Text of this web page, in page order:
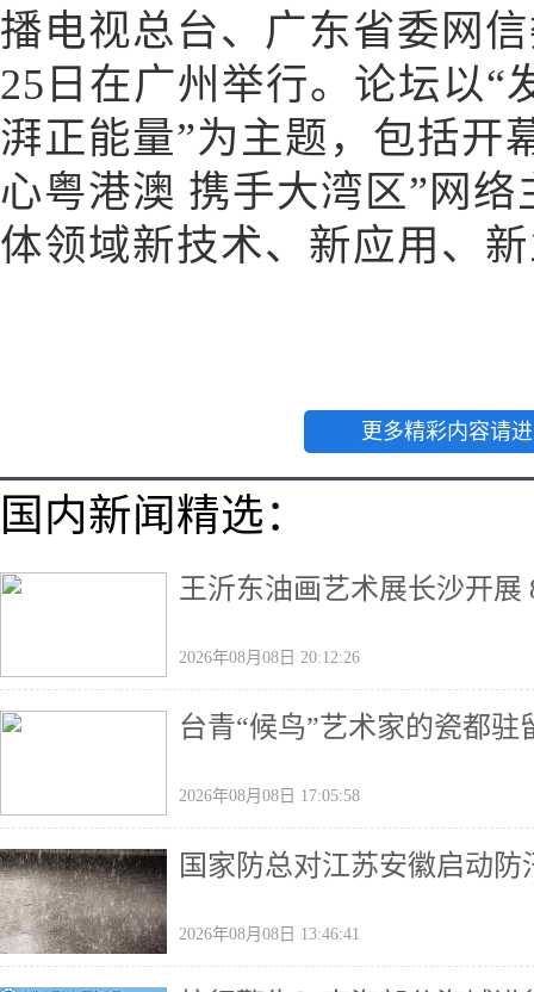
播电视总台、广东省委网
25日在广州举行。论坛以“
湃正能量”为主题，包括开
心粤港澳 携手大湾区”网
体领域新技术、新应用、
更多精彩内容请
国内新闻精选：
王沂东油画艺术展长沙开展
2026年08月08日 20:12:26
台青“候鸟”艺术家的瓷都
2026年08月08日 17:05:58
国家防总对江苏安徽启动
2026年08月08日 13:46:41